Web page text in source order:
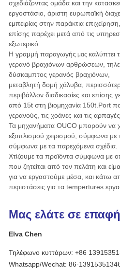
σχεδιάζοντας ομάδα και την
εργοστάσιο, άριστη ευρωπαϊκή
εμπειρίας στην παράκτια
επίσης παρέχειμετά από τις
εξωτερικό.
Η γραμμή παραγωγής μας καλύπτει
γερανό βραχιόνων αρθρώσεων,
δύσκαμπτος γερανός βραχιόνων,
μεταβλητή δομή χάλυβα,
περιβάλλον διαδικασίες και
από 15t στη βιομηχανία 150t.Port
γερανούς, τις χοάνες και τις
Τα μηχανήματα OUCO μπορούν να
εξοπλισμού χειρισμού, σύμφωνα με
σύμφωνα με τα παρεχόμενα σχέδια.
Χτίζουμε τα προϊόντα σύμφωνα με
που ζητείται από τον πελάτη και
για να εργαστούμε μέσα, και κάτω
περιστάσεις για τα tempertures
Μας ελάτε σε
Elva Chen
Τηλέφωνο κυττάρων: +86
Whatsapp/Wechat: 86-